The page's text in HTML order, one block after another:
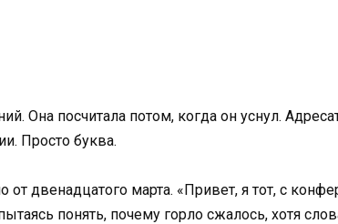
Она посчитала потом, когда он уснул.
Просто буква.
двенадцатого марта. «Привет, я тот, с
понять, почему горло сжалось, хотя